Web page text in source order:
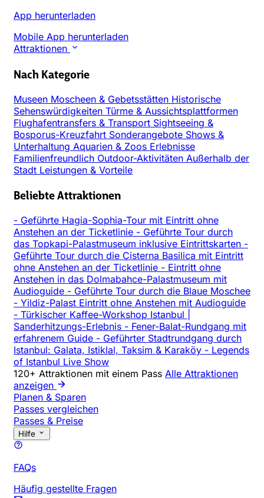
App herunterladen
Mobile App herunterladen
Attraktionen
Nach Kategorie
Museen Moscheen & Gebetsstätten Historische
Sehenswürdigkeiten Türme & Aussichtsplattformen
Flughafentransfers & Transport Sightseeing &
Bosporus-Kreuzfahrt Sonderangebote Shows &
Unterhaltung Aquarien & Zoos Erlebnisse
Familienfreundlich Outdoor-Aktivitäten Außerhalb der
Stadt Leistungen & Vorteile
Beliebte Attraktionen
- Geführte Hagia-Sophia-Tour mit Eintritt ohne
Anstehen an der Ticketlinie - Geführte Tour durch
das Topkapi-Palastmuseum inklusive Eintrittskarten -
Geführte Tour durch die Cisterna Basilica mit Eintritt
ohne Anstehen an der Ticketlinie - Eintritt ohne
Anstehen in das Dolmabahce-Palastmuseum mit
Audioguide - Geführte Tour durch die Blaue Moschee
- Yildiz-Palast Eintritt ohne Anstehen mit Audioguide
- Türkischer Kaffee-Workshop Istanbul |
Sanderhitzungs-Erlebnis - Fener-Balat-Rundgang mit
erfahrenem Guide - Geführter Stadtrundgang durch
Istanbul: Galata, Istiklal, Taksim & Karaköy - Legends
of Istanbul Live Show
120+ Attraktionen mit einem Pass Alle Attraktionen
anzeigen
Planen & Sparen
Passes vergleichen
Passes & Preise
Hilfe
FAQs
Häufig gestellte Fragen